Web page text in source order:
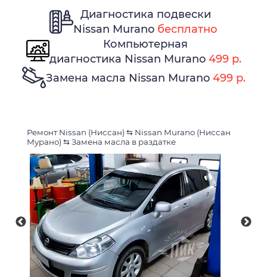
Диагностика подвески
Nissan Murano бесплатно
Компьютерная
диагностика Nissan Murano 499 р.
Замена масла Nissan Murano 499 р.
Ремонт Nissan (Ниссан) ⇆ Nissan Murano (Ниссан
Мурано) ⇆Замена масла в раздатке